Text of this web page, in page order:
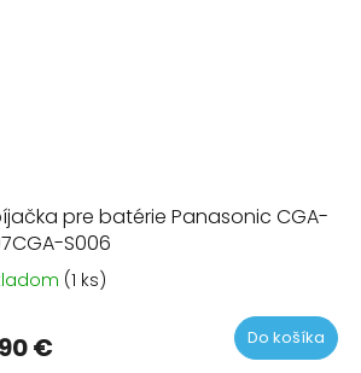
pre batérie Panasonic CGA-
S006
produktu
(1 ks)
€ Do košíka